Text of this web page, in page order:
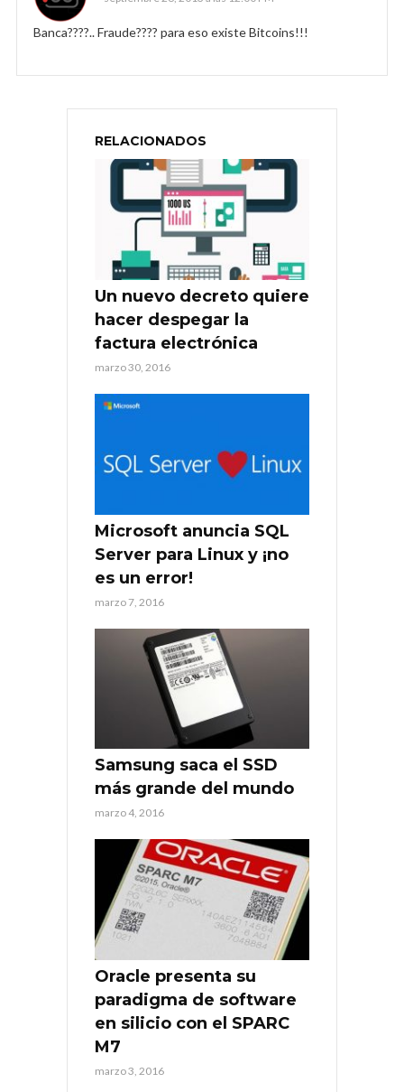
Banca????.. Fraude???? para eso existe Bitcoins!!!
RELACIONADOS
Un nuevo decreto quiere
hacer despegar la
factura electrónica
marzo 30, 2016
Microsoft anuncia SQL
Server para Linux y ¡no
es un error!
marzo 7, 2016
Samsung saca el SSD
más grande del mundo
marzo 4, 2016
Oracle presenta su
paradigma de software
en silicio con el SPARC
M7
marzo 3, 2016